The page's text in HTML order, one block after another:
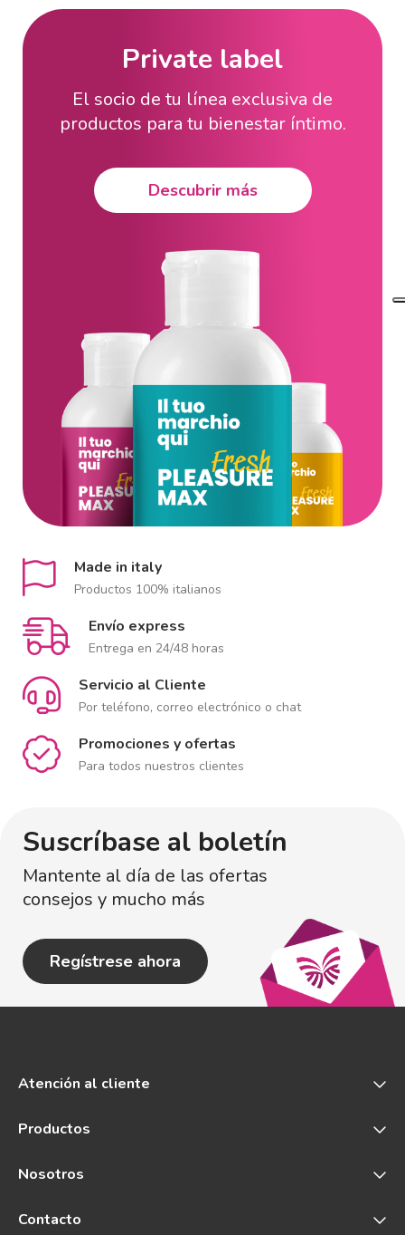
Private label
El socio de tu línea exclusiva de
productos para tu bienestar íntimo.
Descubrir más
Made in italy
Productos 100% italianos
Envío express
Entrega en 24/48 horas
Servicio al Cliente
Por teléfono, correo electrónico o chat
Promociones y ofertas
Para todos nuestros clientes
Suscríbase al boletín
Mantente al día de las ofertas
consejos y mucho más
Regístrese ahora
Atención al cliente
Productos
Nosotros
Contacto